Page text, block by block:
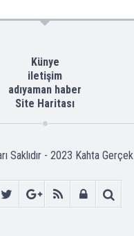
Künye
iletişim
adıyaman haber
Site Haritası
Saklıdır - 2023 Kahta Gerçek